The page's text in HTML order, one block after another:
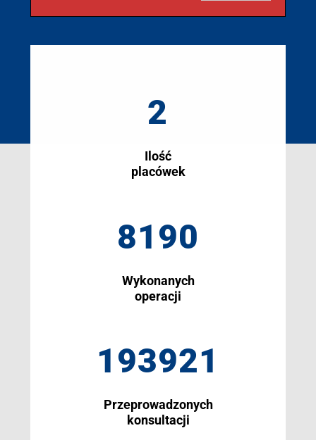
2
Ilość
placówek
8190
Wykonanych
operacji
193921
Przeprowadzonych
konsultacji